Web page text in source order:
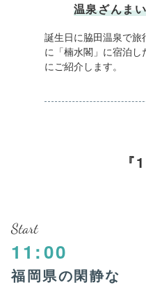
温泉ざんま
誕生日に脇田温泉で旅
に「楠水閣」に宿泊
にご紹介します。
Start
11:00
福岡県の閑静な